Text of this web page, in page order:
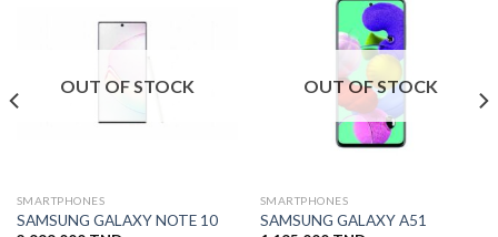
OUT OF STOCK
SMARTPHONES
SAMSUNG GALAXY NOTE 10
OUT OF STOCK
SMARTPHONES
SAMSUNG GALAXY A51